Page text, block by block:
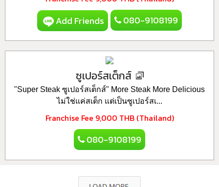
Add Friends 080-9108199
ซูเปอร์สเต็กส์
"Super Steak ซูเปอร์สเต็กส์" More Steak More Delicious
ไม่ใช่แค่สเต็ก แต่เป็นซูเปอร์สเ...
Franchise Fee 9,000 THB (Thailand)
080-9108199